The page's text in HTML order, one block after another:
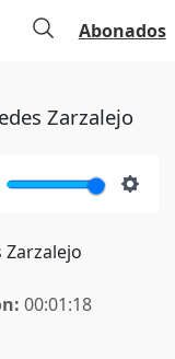
Abonados
Zarzalejo
Zarzalejo
00:01:18